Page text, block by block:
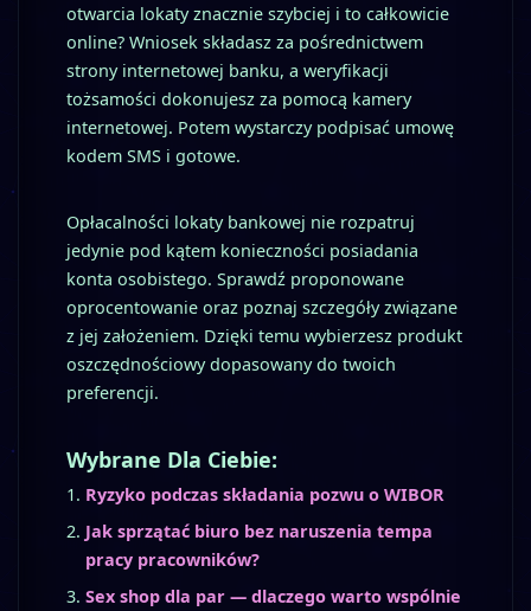
otwarcia lokaty znacznie szybciej i to całkowicie
online? Wniosek składasz za pośrednictwem
strony internetowej banku, a weryfikacji
tożsamości dokonujesz za pomocą kamery
internetowej. Potem wystarczy podpisać umowę
kodem SMS i gotowe.
Opłacalności lokaty bankowej nie rozpatruj
jedynie pod kątem konieczności posiadania
konta osobistego. Sprawdź proponowane
oprocentowanie oraz poznaj szczegóły związane
z jej założeniem. Dzięki temu wybierzesz produkt
oszczędnościowy dopasowany do twoich
preferencji.
Wybrane Dla Ciebie:
Ryzyko podczas składania pozwu o WIBOR
Jak sprzątać biuro bez naruszenia tempa
pracy pracowników?
Sex shop dla par — dlaczego warto wspólnie